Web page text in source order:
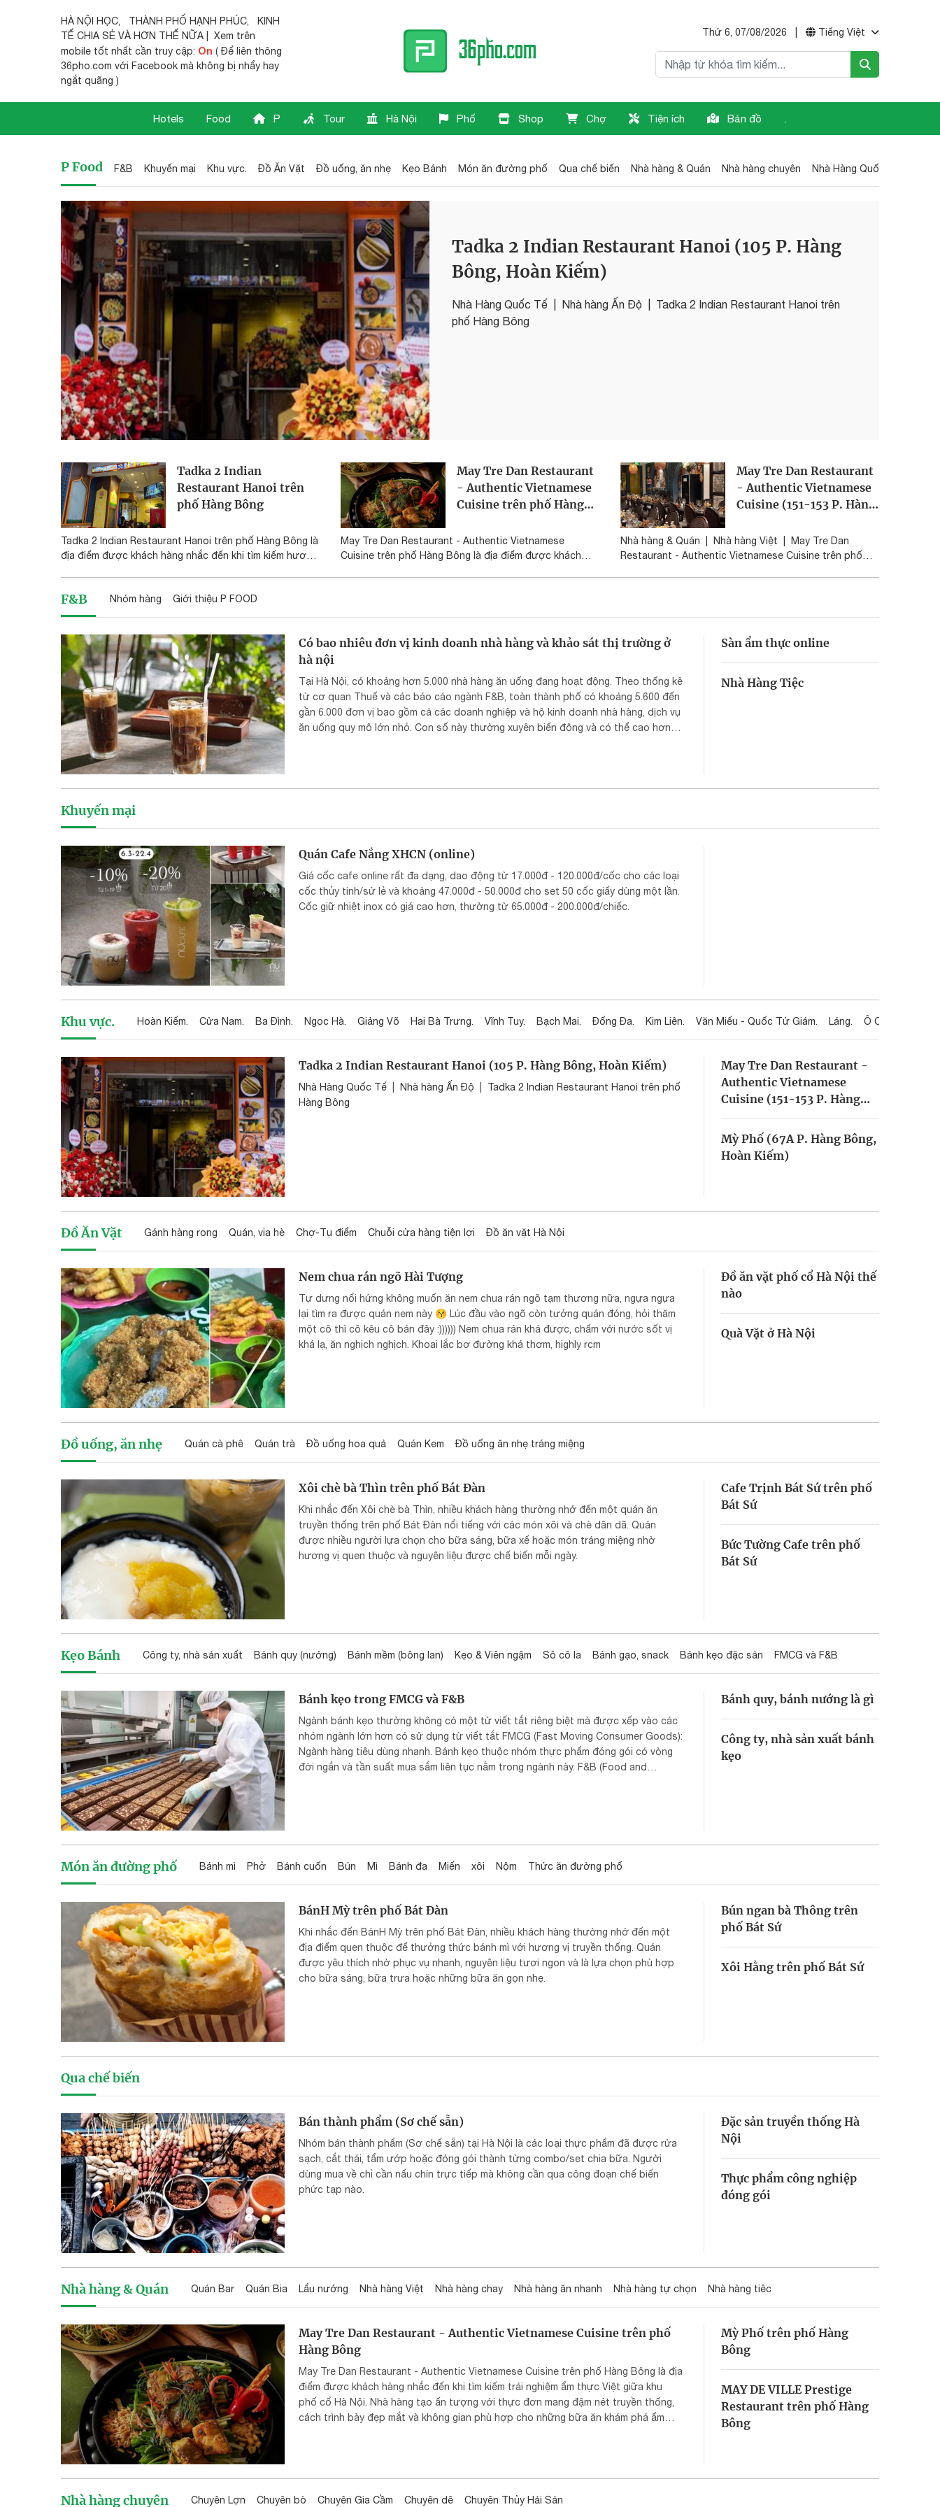
HÀ NỘI HỌC, THÀNH PHỐ HẠNH PHÚC,
KINH
TẾ CHIA SẺ VÀ HƠN THẾ NỮA | Xem trên
mobile tốt nhất cần truy cập: On ( Để liên thông
36pho.com với Facebook mà không bị nhẩy hay
ngắt quãng )
Thứ 6, 07/08/2026 Tiếng Việt
Hotels Food P Tour Hà Nội Phố Shop Chợ Tiện ích Bản đồ .
P Food F&B Khuyến mại Khu vực. Đồ Ăn Vặt Đồ uống, ăn nhẹ Kẹo Bánh Món ăn đường phố Qua chế biến Nhà hàng & Quán Nhà hàng chuyên Nhà Hàng Quốc Tế
Tadka 2 Indian Restaurant Hanoi (105 P. Hàng
Bông, Hoàn Kiếm)
Nhà Hàng Quốc Tế| Nhà hàng Ấn Độ
Tadka 2 Indian Restaurant Hanoi trên
phố Hàng Bông
Tadka 2 Indian
Restaurant Hanoi trên
phố Hàng Bông
Tadka 2 Indian Restaurant Hanoi trên phố Hàng Bông là
địa điểm được khách hàng nhắc đến khi tìm kiếm hương
ăn đậm gia vị và lựa chọn phù hợp cho những ai yêu
thích trải nghiệm ẩm thực quốc tế.
May Tre Dan Restaurant
- Authentic Vietnamese
Cuisine trên phố Hàng
May Tre Dan Restaurant - Authentic Vietnamese
Cuisine trên phố Hàng Bông là địa điểm được khách
May Tre Dan Restaurant
- Authentic Vietnamese
Cuisine (151-153 P. Hàng
Nhà hàng & Quán Nhà hàng Việt
May Tre Dan
Restaurant - Authentic Vietnamese Cuisine trên phố
F&B Nhóm hàng Giới thiệu P FOOD
Có bao nhiêu đơn vị kinh doanh nhà hàng và khảo sát thị trường ở
hà nội
Tại Hà Nội, có khoảng hơn 5.000 nhà hàng ăn uống đang hoạt động. Theo thống kê
từ cơ quan Thuế và các báo cáo ngành F&B, toàn thành phố có khoảng 5.600 đến
gần 6.000 đơn vị bao gồm cả các doanh nghiệp và hộ kinh doanh nhà hàng, dịch vụ
ăn uống quy mô lớn nhỏ. Con số này thường xuyên biến động và có thể cao hơn
Sàn ẩm thực online
Nhà Hàng Tiệc
Khuyến mại
Quán Cafe Nắng XHCN (online)
Giá cốc cafe online rất đa dạng, dao động từ 17.000đ - 120.000đ/cốc cho các loại
cốc thủy tinh/sứ lẻ và khoảng 47.000đ - 50.000đ cho set 50 cốc giấy dùng một lần.
Cốc giữ nhiệt inox có giá cao hơn, thường từ 65.000đ - 200.000đ/chiếc.
Khu vực. Hoàn Kiếm. Cửa Nam. Ba Đình. Ngọc Hà. Giảng Võ Hai Bà Trưng. Vĩnh Tuy. Bạch Mai. Đống Đa. Kim Liên. Văn Miếu - Quốc Tử Giám. Láng. Ô Chợ Dừa.
Tadka 2 Indian Restaurant Hanoi (105 P. Hàng Bông, Hoàn Kiếm)
Nhà Hàng Quốc Tế Nhà hàng Ấn Độ
Tadka 2 Indian Restaurant Hanoi trên phố
Hàng Bông
May Tre Dan Restaurant -
Authentic Vietnamese
Cuisine (151-153 P. Hàng
Bông, Hoàn Kiếm)
Mỳ Phố (67A P. Hàng Bông,
Hoàn Kiếm)
Đồ Ăn Vặt Gánh hàng rong Quán, vỉa hè Chợ-Tụ điểm Chuỗi cửa hàng tiện lợi Đồ ăn vặt Hà Nội
Nem chua rán ngõ Hài Tượng
Tự dưng nổi hứng không muốn ăn nem chua rán ngõ tạm thương nữa, ngựa ngựa
lại tìm ra được quán nem này 😚 Lúc đầu vào ngõ còn tưởng quán đóng, hỏi thăm
một cô thì cô kêu cô bán đây :)))))) Nem chua rán khá được, chấm với nước sốt vị
khá lạ, ăn nghịch nghịch. Khoai lắc bơ đường khá thơm, highly rcm
Đồ ăn vặt phố cổ Hà Nội thế
nào
Quà Vặt ở Hà Nội
Đồ uống, ăn nhẹ Quán cà phê Quán trà Đồ uống hoa quả Quán Kem Đồ uống ăn nhẹ tráng miệng
Xôi chè bà Thìn trên phố Bát Đàn
Khi nhắc đến Xôi chè bà Thìn, nhiều khách hàng thường nhớ đến một quán ăn
truyền thống trên phố Bát Đàn nổi tiếng với các món xôi và chè dân dã. Quán
được nhiều người lựa chọn cho bữa sáng, bữa xế hoặc món tráng miệng nhờ
hương vị quen thuộc và nguyên liệu được chế biến mỗi ngày.
Cafe Trịnh Bát Sứ trên phố
Bát Sứ
Bức Tường Cafe trên phố
Bát Sứ
Kẹo Bánh Công ty, nhà sản xuất Bánh quy (nướng) Bánh mềm (bông lan) Kẹo & Viên ngậm Sô cô la Bánh gạo, snack Bánh kẹo đặc sản FMCG và F&B
Bánh kẹo trong FMCG và F&B
Ngành bánh kẹo thường không có một từ viết tắt riêng biệt mà được xếp vào các
nhóm ngành lớn hơn có sử dụng từ viết tắt FMCG (Fast Moving Consumer Goods):
Ngành hàng tiêu dùng nhanh. Bánh kẹo thuộc nhóm thực phẩm đóng gói có vòng
đời ngắn và tần suất mua sắm liên tục nằm trong ngành này. F&B (Food and
Bánh quy, bánh nướng là gì
Công ty, nhà sản xuất bánh
kẹo
Món ăn đường phố Bánh mì Phở Bánh cuốn Bún Mì Bánh đa Miến xôi Nộm Thức ăn đường phố
BánH Mỳ trên phố Bát Đàn
Khi nhắc đến BánH Mỳ trên phố Bát Đàn, nhiều khách hàng thường nhớ đến một
địa điểm quen thuộc để thưởng thức bánh mì với hương vị truyền thống. Quán
được yêu thích nhờ phục vụ nhanh, nguyên liệu tươi ngon và là lựa chọn phù hợp
cho bữa sáng, bữa trưa hoặc những bữa ăn gọn nhẹ.
Bún ngan bà Thông trên
phố Bát Sứ
Xôi Hằng trên phố Bát Sứ
Qua chế biến
Bán thành phẩm (Sơ chế sẵn)
Nhóm bán thành phẩm (Sơ chế sẵn) tại Hà Nội là các loại thực phẩm đã được rửa
sạch, cắt thái, tẩm ướp hoặc đóng gói thành từng combo/set chia bữa. Người
dùng mua về chỉ cần nấu chín trực tiếp mà không cần qua công đoạn chế biến
phức tạp nào.
Đặc sản truyền thống Hà
Nội
Thực phẩm công nghiệp
đóng gói
Nhà hàng & Quán Quán Bar Quán Bia Lẩu nướng Nhà hàng Việt Nhà hàng chay Nhà hàng ăn nhanh Nhà hàng tự chọn Nhà hàng tiêc
May Tre Dan Restaurant - Authentic Vietnamese Cuisine trên phố
Hàng Bông
May Tre Dan Restaurant - Authentic Vietnamese Cuisine trên phố Hàng Bông là địa
điểm được khách hàng nhắc đến khi tìm kiếm trải nghiệm ẩm thực Việt giữa khu
phố cổ Hà Nội. Nhà hàng tạo ấn tượng với thực đơn mang đậm nét truyền thống,
cách trình bày đẹp mắt và không gian phù hợp cho những bữa ăn khám phá ẩm
Mỳ Phố trên phố Hàng
Bông
MAY DE VILLE Prestige
Restaurant trên phố Hàng
Bông
Nhà hàng chuyên Chuyên Lợn Chuyên bò Chuyên Gia Cầm Chuyên dê Chuyên Thủy Hải Sản